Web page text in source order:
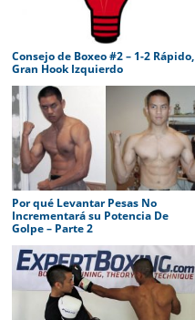
Consejo de Boxeo #2 – 1-2 Rápido,
Gran Hook Izquierdo
Por qué Levantar Pesas No
Incrementará su Potencia De
Golpe – Parte 2